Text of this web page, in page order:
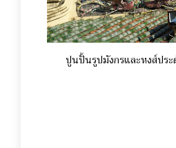
ปูนปั้นรูปมังกรและหงส์ปร